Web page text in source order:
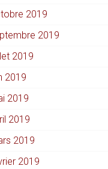
2019
2019
2019
2019
2019
2019
2019
2019